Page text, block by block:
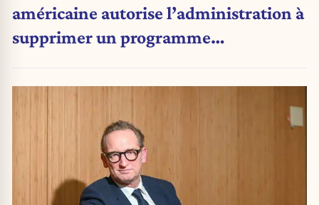
américaine autorise l’administration à
supprimer un programme